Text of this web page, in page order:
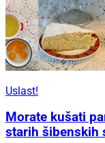
Uslast!
Morate kušati
starih šibenskih